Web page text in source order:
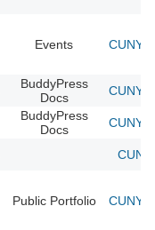
Events CUNY
BuddyPress
Docs
CUNY
BuddyPress
Docs
CUNY
Public Portfolio CUNY